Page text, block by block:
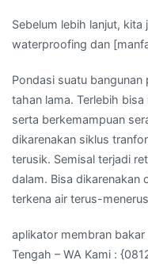
Sebelum lebih lanjut,
waterproofing dan
Pondasi suatu
tahan lama. Terlebih
serta berkemampuan
dikarenakan siklus
terusik. Semisal terjadi
dalam. Bisa dikarenakan
terkena air terus-
aplikator membran bakar
Tengah – WA Kami :